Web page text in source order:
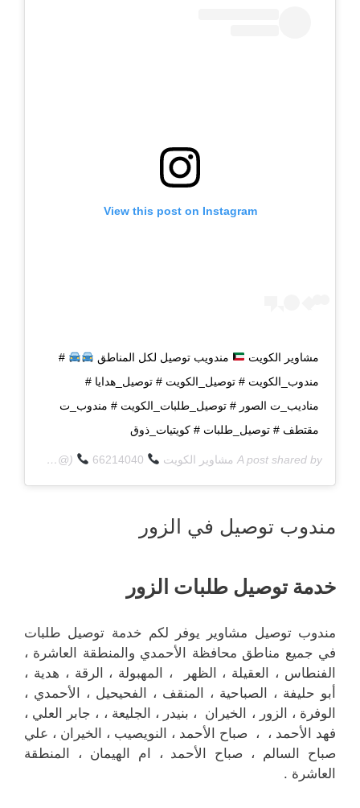
View this post on Instagram
مشاوير الكويت مندويب توصيل لكل المناطق
#
مندوب_الكويت # توصيل_الكويت # توصيل_هدايا #
مناديب_ت الصور # توصيل_طلبات_الكويت # مندوب_ت
مقتطف # توصيل_طلبات # كويتيات_ذوق
A post shared by مشاوير الكويت (@q8deliverycom) on
مندوب توصيل في الزور
خدمة توصيل طلبات الزور
مندوب توصيل مشاوير يوفر لكم خدمة توصيل طلبات
في جميع مناطق محافظة الأحمدي والمنطقة العاشرة ،
الفنطاس ، العقيلة ، الظهر ، المهبولة ، الرقة ، هدية ،
أبو حليفة ، الصباحية ، المنقف ، الفحيحيل ، الأحمدي ،
الوفرة ، الزور ، الخيران ، بنيدر ، الجليعة ، ، جابر العلي ،
فهد الأحمد ، ، صباح الأحمد ، النويصيب ، الخيران ، علي
صباح السالم ، صباح الأحمد ، ام الهيمان ، المنطقة
العاشرة .